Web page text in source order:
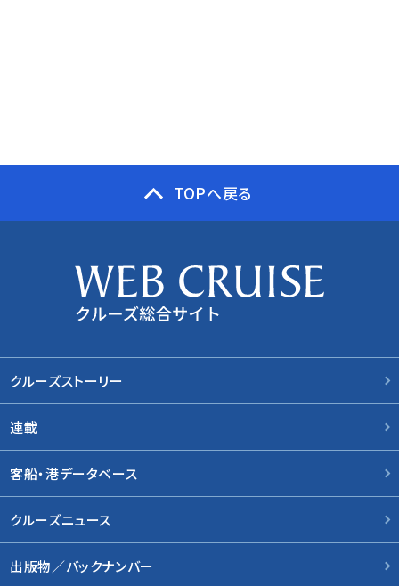
TOPへ戻る
クルーズストーリー
連載
客船・港データベース
クルーズニュース
出版物／バックナンバー